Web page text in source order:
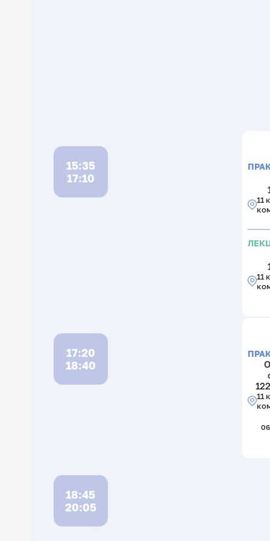
15:35
17:10
11
11
17:20
18:40
11
18:45
20:05